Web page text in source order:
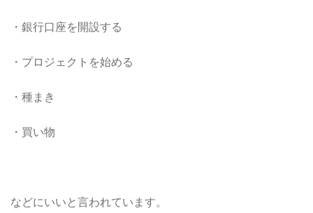
・銀行口座を開設する
・プロジェクトを始める
・種まき
・買い物
などにいいと言われています。